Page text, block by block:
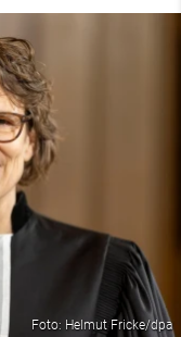
Foto: Helmut Fricke/dpa